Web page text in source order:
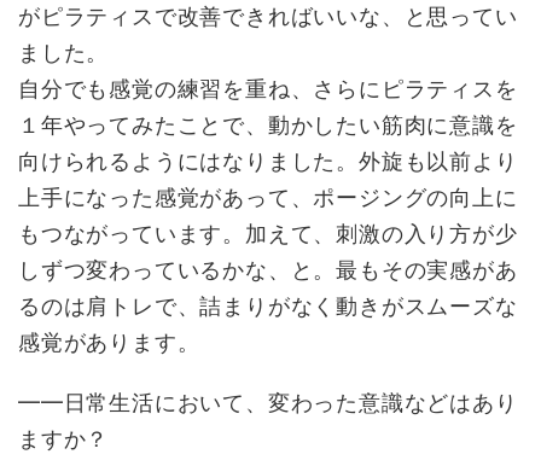
がピラティスで改善できればいいな、と思ってい
ました。
自分でも感覚の練習を重ね、さらにピラティスを
１年やってみたことで、動かしたい筋肉に意識を
向けられるようにはなりました。外旋も以前より
上手になった感覚があって、ポージングの向上に
もつながっています。加えて、刺激の入り方が少
しずつ変わっているかな、と。最もその実感があ
るのは肩トレで、詰まりがなく動きがスムーズな
感覚があります。
━━日常生活において、変わった意識などはあり
ますか？